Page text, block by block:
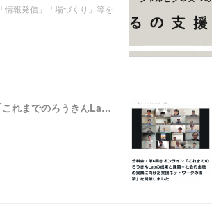
情報発信」「場づくり」等を
【レポート】ソーシャルバンク・コミュニティ：分科会・第6回＠オンライン「これまでのろうきんLabの成果と課題－社会的金融の実践に向けた支援ネットワークの構築」を開催しました